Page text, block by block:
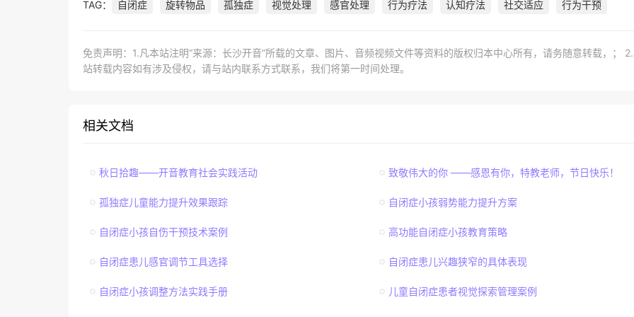
TAG： 自闭症 旋转物品 孤独症 视觉处理 感官处理 行为疗法 认知疗法 社交适应 行为干预
免责声明：1.凡本站注明“来源：长沙开音”所载的文章、图片、音频视频文件等资料的版权归本中心所有，请务随意转载，；
站转载内容如有涉及侵权，请与站内联系方式联系，我们将第一时间处理。
相关文档
秋日拾趣——开音教育社会实践活动 致敬伟大的你 ——感恩有你，特教老师，节日快乐！
孤独症儿童能力提升效果跟踪 自闭症小孩弱势能力提升方案
自闭症小孩自伤干预技术案例 高功能自闭症小孩教育策略
自闭症患儿感官调节工具选择 自闭症患儿兴趣狭窄的具体表现
自闭症小孩调整方法实践手册 儿童自闭症患者视觉探索管理案例